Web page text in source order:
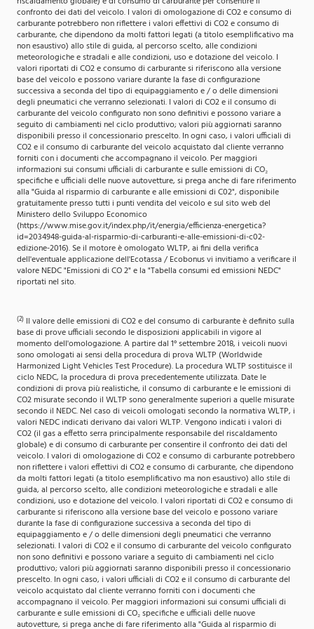
confronto dei dati del veicolo. I valori di omologazione di CO2 e consumo di
carburante potrebbero non riflettere i valori effettivi di CO2 e consumo di
carburante, che dipendono da molti fattori legati (a titolo esemplificativo ma
non esaustivo) allo stile di guida, al percorso scelto, alle condizioni
meteorologiche e stradali e alle condizioni, uso e dotazione del veicolo. I
valori riportati di CO2 e consumo di carburante si riferiscono alla versione
base del veicolo e possono variare durante la fase di configurazione
successiva a seconda del tipo di equipaggiamento e / o delle dimensioni
degli pneumatici che verranno selezionati. I valori di CO2 e il consumo di
carburante del veicolo configurato non sono definitivi e possono variare a
seguito di cambiamenti nel ciclo produttivo; valori più aggiornati saranno
disponibili presso il concessionario prescelto. In ogni caso, i valori ufficiali di
CO2 e il consumo di carburante del veicolo acquistato dal cliente verranno
forniti con i documenti che accompagnano il veicolo. Per maggiori
informazioni sui consumi ufficiali di carburante e sulle emissioni di CO₂
specifiche e ufficiali delle nuove autovetture, si prega anche di fare riferimento
alla "Guida al risparmio di carburante e alle emissioni di C02", disponibile
gratuitamente presso tutti i punti vendita del veicolo e sul sito web del
Ministero dello Sviluppo Economico
(https://www.mise.gov.it/index.php/it/energia/efficienza-energetica?
id=2034948-guida-al-risparmio-di-carburanti-e-alle-emissioni-di-c02-
edizione-2016). Se il motore è omologato WLTP, ai fini della verifica
dell'eventuale applicazione dell'Ecotassa / Ecobonus vi invitiamo a verificare il
valore NEDC "Emissioni di CO 2" e la "Tabella consumi ed emissioni NEDC"
riportati nel sito.
(2) Il valore delle emissioni di CO2 e del consumo di carburante è definito sulla
base di prove ufficiali secondo le disposizioni applicabili in vigore al
momento dell'omologazione. A partire dal 1° settembre 2018, i veicoli nuovi
sono omologati ai sensi della procedura di prova WLTP (Worldwide
Harmonized Light Vehicles Test Procedure). La procedura WLTP sostituisce il
ciclo NEDC, la procedura di prova precedentemente utilizzata. Date le
condizioni di prova più realistiche, il consumo di carburante e le emissioni di
CO2 misurate secondo il WLTP sono generalmente superiori a quelle misurate
secondo il NEDC. Nel caso di veicoli omologati secondo la normativa WLTP, i
valori NEDC indicati derivano dai valori WLTP. Vengono indicati i valori di
CO2 (il gas a effetto serra principalmente responsabile del riscaldamento
globale) e di consumo di carburante per consentire il confronto dei dati del
veicolo. I valori di omologazione di CO2 e consumo di carburante potrebbero
non riflettere i valori effettivi di CO2 e consumo di carburante, che dipendono
da molti fattori legati (a titolo esemplificativo ma non esaustivo) allo stile di
guida, al percorso scelto, alle condizioni meteorologiche e stradali e alle
condizioni, uso e dotazione del veicolo. I valori riportati di CO2 e consumo di
carburante si riferiscono alla versione base del veicolo e possono variare
durante la fase di configurazione successiva a seconda del tipo di
equipaggiamento e / o delle dimensioni degli pneumatici che verranno
selezionati. I valori di CO2 e il consumo di carburante del veicolo configurato
non sono definitivi e possono variare a seguito di cambiamenti nel ciclo
produttivo; valori più aggiornati saranno disponibili presso il concessionario
prescelto. In ogni caso, i valori ufficiali di CO2 e il consumo di carburante del
veicolo acquistato dal cliente verranno forniti con i documenti che
accompagnano il veicolo. Per maggiori informazioni sui consumi ufficiali di
carburante e sulle emissioni di CO₂ specifiche e ufficiali delle nuove
autovetture, si prega anche di fare riferimento alla "Guida al risparmio di